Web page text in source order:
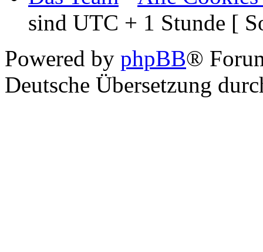
sind UTC + 1 Stunde [
Powered by phpBB®
Deutsche Übersetzung